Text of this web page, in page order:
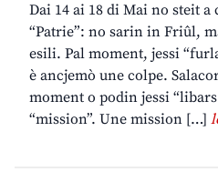
Dai 14 ai 18 di Mai no steit
“Patrie”: no sarin in Friûl,
esili. Pal moment, jessi
è ancjemò une colpe.
moment o podin jessi
“mission”. Une mission […]